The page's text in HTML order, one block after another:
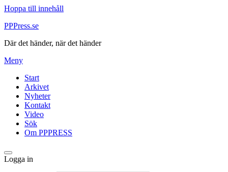
Hoppa till innehåll
PPPress.se
Där det händer, när det händer
Meny
Start
Arkivet
Nyheter
Kontakt
Video
Sök
Om PPPRESS
Logga in